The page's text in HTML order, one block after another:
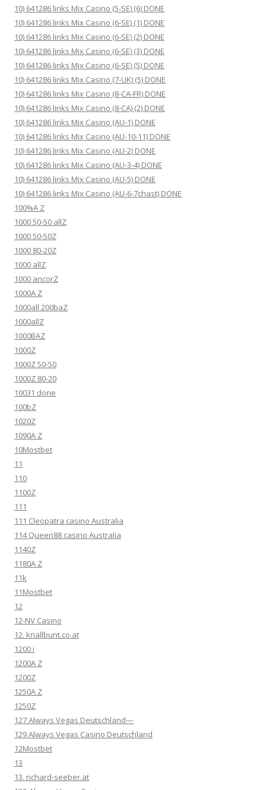
10) 641286 links Mix Casino (5-SE) (6) DONE
10) 641286 links Mix Casino (6-SE) (1) DONE
10) 641286 links Mix Casino (6-SE) (2) DONE
10) 641286 links Mix Casino (6-SE) (3) DONE
10) 641286 links Mix Casino (6-SE) (5) DONE
10) 641286 links Mix Casino (7-UK) (5) DONE
10) 641286 links Mix Casino (8-CA-FR) DONE
10) 641286 links Mix Casino (8-CA) (2) DONE
10) 641286 links Mix Casino (AU-1) DONE
10) 641286 links Mix Casino (AU-10-11) DONE
10) 641286 links Mix Casino (AU-2) DONE
10) 641286 links Mix Casino (AU-3-4) DONE
10) 641286 links Mix Casino (AU-5) DONE
10) 641286 links Mix Casino (AU-6-7chast) DONE
100%A Z
1000 50-50 allZ
1000 50-50Z
1000 80-20Z
1000 allZ
1000 ancorZ
1000A Z
1000all 200baZ
1000allZ
1000BAZ
1000Z
1000Z 50-50
1000Z 80-20
10031 done
100bZ
1020Z
1090A Z
10Mostbet
11
110
1100Z
111
111 Cleopatra casino Australia
114 Queen88 casino Australia
1140Z
1180A Z
11k
11Mostbet
12
12-NV Casino
12. knallbunt.co.at
1200 i
1200A Z
1200Z
1250A Z
1250Z
127 Always Vegas Deutschland—
129 Always Vegas Casino Deutschland
12Mostbet
13
13. richard-seeber.at